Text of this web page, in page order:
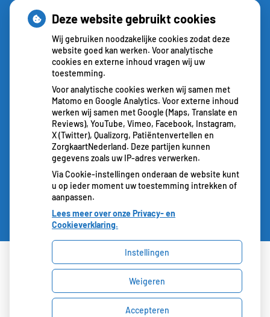
Een recept voor een wandeling: waarom
Erasmus MC patiënten het park in stuurt
Uw Zorg Online|Beheer
Cookie-instellingen
Deze website gebruikt cookies
Wij gebruiken noodzakelijke cookies zodat deze
website goed kan werken. Voor analytische
cookies en externe inhoud vragen wij uw
toestemming.
Voor analytische cookies werken wij samen met
Matomo en Google Analytics. Voor externe inhoud
werken wij samen met Google (Maps, Translate en
Reviews), YouTube, Vimeo, Facebook, Instagram,
X (Twitter), Qualizorg, Patiëntenvertellen en
ZorgkaartNederland. Deze partijen kunnen
gegevens zoals uw IP-adres verwerken.
Via Cookie-instellingen onderaan de website kunt
u op ieder moment uw toestemming intrekken of
aanpassen.
Lees meer over onze Privacy- en
Cookieverklaring.
Instellingen
Weigeren
Accepteren